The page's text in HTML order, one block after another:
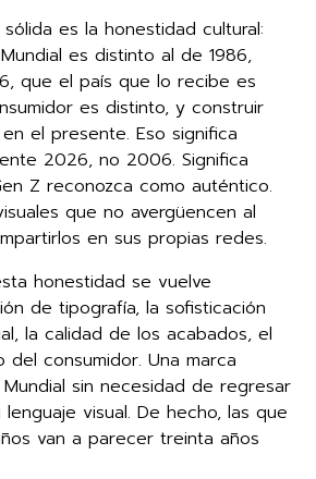
es la honestidad cultural:
es distinto al de 1986,
que el país que lo recibe es
es distinto, y construir
el presente. Eso significa
2026, no 2006. Significa
Z reconozca como auténtico.
que no avergüencen al
en sus propias redes.
honestidad se vuelve
de tipografía, la sofisticación
la calidad de los acabados, el
consumidor. Una marca
sin necesidad de regresar
visual. De hecho, las que
van a parecer treinta años